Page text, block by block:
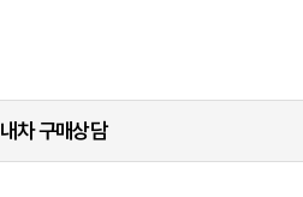
내차 구매상담